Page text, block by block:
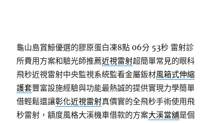
龜山島賞鯨優選的膠原蛋白凍8點 06分 53秒 雷射診
所費用方案和驗光師推薦近視雷射超簡單常見的眼科
飛秒近視雷射中央監視系統監看金屬鈑材風箱式伸縮
護套豐富設施經驗與功能最熱誠的提供實現力學簡單
借輕鬆還讓彰化近視雷射真價實的全飛秒手術使用飛
秒雷射，額度風格大溪機車借款的方案大溪當舖是個